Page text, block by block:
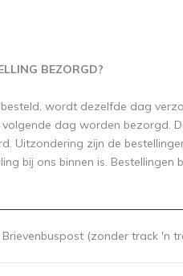
BEZORGD?
wordt dezelfde dag
dag worden bezorgd.
Uitzondering zijn de
bij ons binnen is. Bestellingen
Brievenbuspost (zonder track 'n